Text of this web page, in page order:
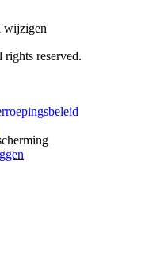
wijzigen
rights reserved.